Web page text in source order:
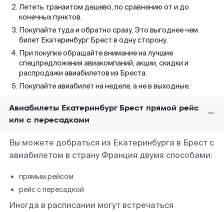
Лететь транзитом дешево, по сравнению от и до
конечных пунктов.
Покупайте туда и обратно сразу. Это выгоднее чем
билет Екатеринбург Брест в одну сторону.
При покупке обращайте внимание на лучшие
спецпредложения авиакомпаний, акции, скидки и
распродажи авиабилетов из Бреста.
Покупайте авиабилет на неделе, а не в выходные.
Авиабилеты Екатеринбург Брест прямой рейс
или с пересадками
Вы можете добраться из Екатеринбурга в Брест с
авиабилетом в страну Франция двумя способами:
прямым рейсом
рейс с пересадкой
Иногда в расписании могут встречаться